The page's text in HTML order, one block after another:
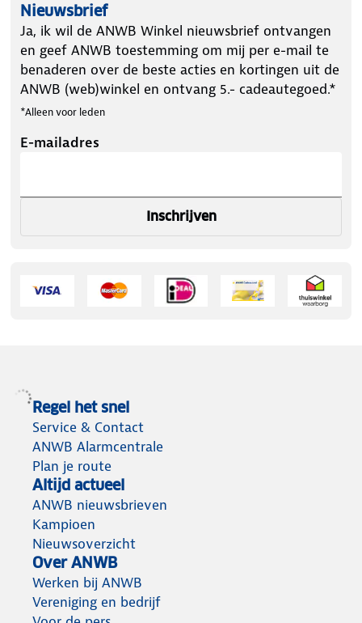
Nieuwsbrief
Ja, ik wil de ANWB Winkel nieuwsbrief ontvangen
en geef ANWB toestemming om mij per e-mail te
benaderen over de beste acties en kortingen uit de
ANWB (web)winkel en ontvang 5.- cadeautegoed.*
*Alleen voor leden
E-mailadres
Inschrijven
Regel het snel
Service & Contact
ANWB Alarmcentrale
Plan je route
Altijd actueel
ANWB nieuwsbrieven
Kampioen
Nieuwsoverzicht
Over ANWB
Werken bij ANWB
Vereniging en bedrijf